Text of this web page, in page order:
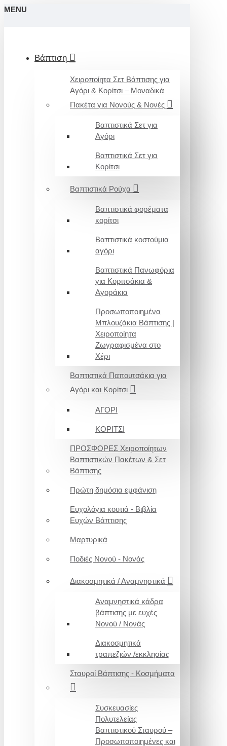
MENU
Βάπτιση
Χειροποίητα Σετ Βάπτισης για
Αγόρι & Κορίτσι – Μοναδικά
Πακέτα για Νονούς & Νονές
Βαπτιστικά Σετ για
Αγόρι
Βαπτιστικά Σετ για
Κορίτσι
Βαπτιστικά Ρούχα
Βαπτιστικά φορέματα
κορίτσι
Βαπτιστικά κοστούμια
αγόρι
Βαπτιστικά Πανωφόρια
για Κοριτσάκια &
Αγοράκια
Προσωποποιημένα
Μπλουζάκια Βάπτισης |
Χειροποίητα
Ζωγραφισμένα στο
Χέρι
Βαπτιστικά Παπουτσάκια για
Αγόρι και Κορίτσι
ΑΓΟΡΙ
ΚΟΡΙΤΣΙ
ΠΡΟΣΦΟΡΕΣ Χειροποίητων
Βαπτιστικών Πακέτων & Σετ
Βάπτισης
Πρώτη δημόσια εμφάνιση
Ευχολόγια κουτιά - Βιβλία
Ευχών Βάπτισης
Μαρτυρικά
Ποδιές Νονού - Νονάς
Διακοσμητικά / Αναμνηστικά
Αναμνηστικά κάδρα
βάπτισης με ευχές
Νονού / Νονάς
Διακοσμητικά
τραπεζιών /εκκλησίας
Σταυροί Βάπτισης - Κοσμήματα
Συσκευασίες
Πολυτελείας
Βαπτιστικού Σταυρού –
Προσωποποιημένες και